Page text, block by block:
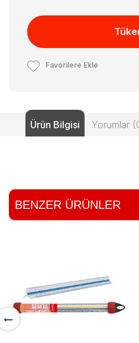
Favorilere Ekle
Ürün Bilgisi Yorumlar
BENZER ÜRÜNLER